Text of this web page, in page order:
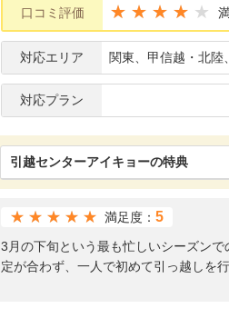
口コミ評価 ★★★★
対応エリア 関東、甲信越・北陸
対応プラン
引越センターアイキョーの特典
★★★★★ 満足度： 5
3月の下旬という最も忙しいシーズン
定が合わず、一人で初めて引っ越しを